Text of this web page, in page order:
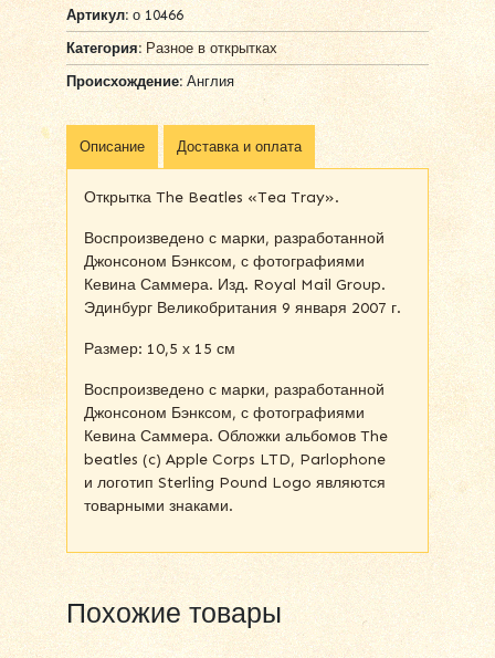
Артикул:о 10466
Категория: Разное в открытках
Происхождение: Англия
Описание Доставка и оплата
Открытка The Beatles «Tea Tray».
Воспроизведено с марки, разработанной
Джонсоном Бэнксом, с фотографиями
Кевина Саммера. Изд. Royal Mail Group.
Эдинбург Великобритания 9 января 2007 г.
Размер: 10,5 х 15 см
Воспроизведено с марки, разработанной
Джонсоном Бэнксом, с фотографиями
Кевина Саммера. Обложки альбомов The
beatles (c) Apple Corps LTD, Parlophone
и логотип Sterling Pound Logo являются
товарными знаками.
Похожие товары